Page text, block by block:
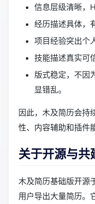
信息层级清晰，
经历描述具体，
项目经验突出个
技能描述真实可
版式稳定，不因
显错乱。
因此，木及简历会持
性、内容辅助和插件
关于开源与共
木及简历基础版开源
用户导出大量简历。